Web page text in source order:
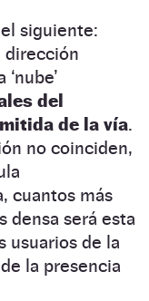
siguiente:
dirección
del
de la vía.
no coinciden,
cuantos más
densa será esta
usuarios de la
la presencia